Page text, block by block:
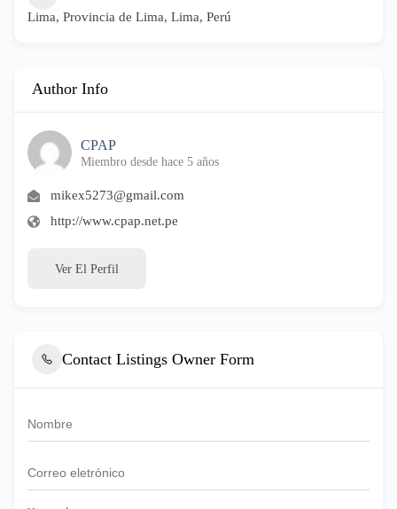
Lima, Provincia de Lima, Lima, Perú
Author Info
CPAP
Miembro desde hace 5 años
mikex5273@gmail.com
http://www.cpap.net.pe
Ver El Perfil
Contact Listings Owner Form